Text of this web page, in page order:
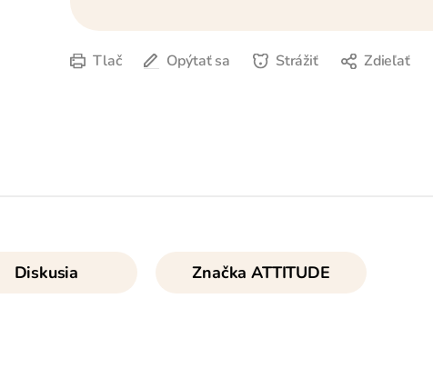
Tlač Opýtať sa Strážiť Zdieľať
Diskusia Značka ATTITUDE